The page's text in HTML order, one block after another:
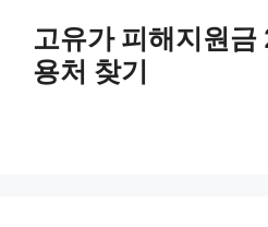
고유가 피해지원금
용처 찾기